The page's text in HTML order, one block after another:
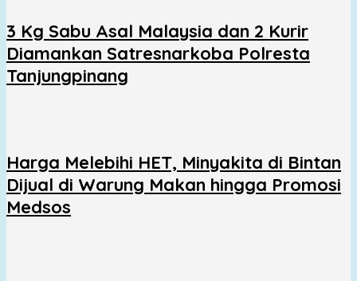
3 Kg Sabu Asal Malaysia dan 2 Kurir
Diamankan Satresnarkoba Polresta
Tanjungpinang
Harga Melebihi HET, Minyakita di Bintan
Dijual di Warung Makan hingga Promosi
Medsos